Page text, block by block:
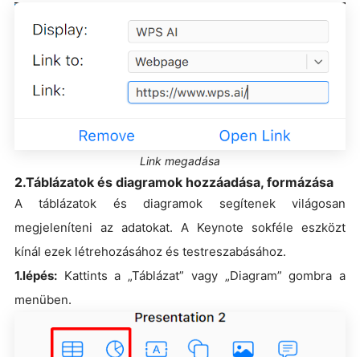
Link megadása
2.Táblázatok és diagramok hozzáadása, formázása
A táblázatok és diagramok segítenek világosan
megjeleníteni az adatokat. A Keynote sokféle eszközt
kínál ezek létrehozásához és testreszabásához.
1.lépés: Kattints a „Táblázat” vagy „Diagram” gombra a
menüben.